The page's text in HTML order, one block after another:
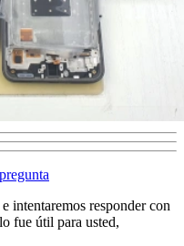
intentaremos responder con
fue útil para usted,